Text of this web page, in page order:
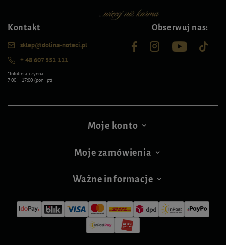
Kontakt
sklep@dolina-noteci.pl
+ 48 607 551 111
*Infolinia czynna
7:00 – 17:00 (pon–pt)
Obserwuj nas:
Moje konto
Moje zamówienia
Ważne informacje